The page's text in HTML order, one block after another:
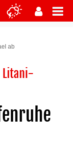
ab
Litani-